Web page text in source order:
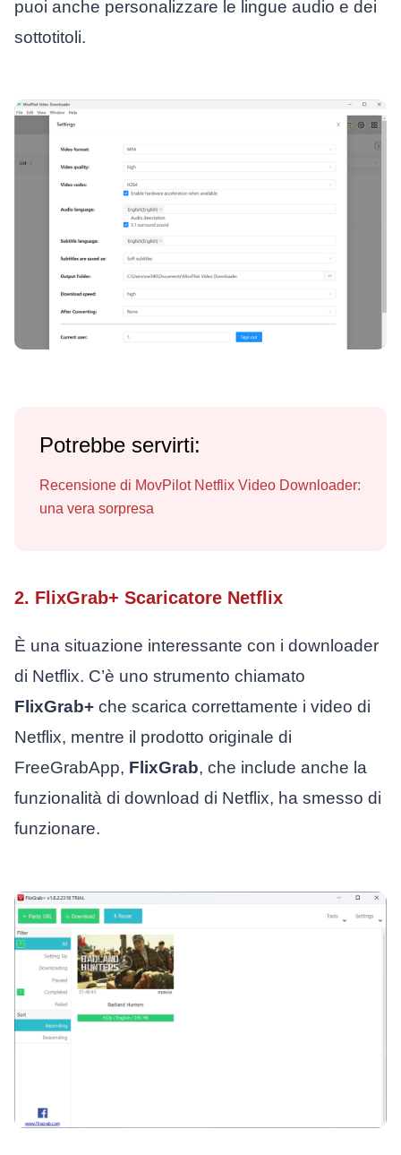
puoi anche personalizzare le lingue audio e dei
sottotitoli.
Potrebbe servirti:
Recensione di MovPilot Netflix Video Downloader:
una vera sorpresa
2. FlixGrab+ Scaricatore Netflix
È una situazione interessante con i downloader
di Netflix. C’è uno strumento chiamato
FlixGrab+che scarica correttamente i video di
Netflix, mentre il prodotto originale di
FreeGrabApp, FlixGrab, che include anche la
funzionalità di download di Netflix, ha smesso di
funzionare.